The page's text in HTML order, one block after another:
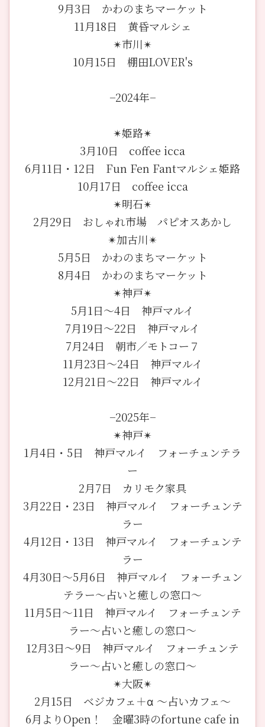
9月3日 かわのまちマーケット
11月18日 黄昏マルシェ
✴︎市川✴︎
10月15日 棚田LOVER's
−2024年−
✴︎姫路✴︎
3月10日 coffee icca
6月11日・12日 Fun Fen Fantマルシェ姫路
10月17日 coffee icca
✴︎明石✴︎
2月29日 おしゃれ市場 パピオスあかし
✴︎加古川✴︎
5月5日 かわのまちマーケット
8月4日 かわのまちマーケット
✴︎神戸✴︎
5月1日〜4日 神戸マルイ
7月19日〜22日 神戸マルイ
7月24日 朝市／モトコー７
11月23日〜24日 神戸マルイ
12月21日〜22日 神戸マルイ
−2025年−
✴︎神戸✴︎
1月4日・5日 神戸マルイ フォーチュンテラ
ー
2月7日 カリモク家具
3月22日・23日 神戸マルイ フォーチュンテ
ラー
4月12日・13日 神戸マルイ フォーチュンテ
ラー
4月30日〜5月6日 神戸マルイ フォーチュン
テラー〜占いと癒しの窓口〜
11月5日〜11日 神戸マルイ フォーチュンテ
ラー〜占いと癒しの窓口〜
12月3日〜9日 神戸マルイ フォーチュンテ
ラー〜占いと癒しの窓口〜
✴︎大阪✴︎
2月15日 ベジカフェ＋α 〜占いカフェ〜
6月よりOpen！ 金曜3時のfortune cafe in